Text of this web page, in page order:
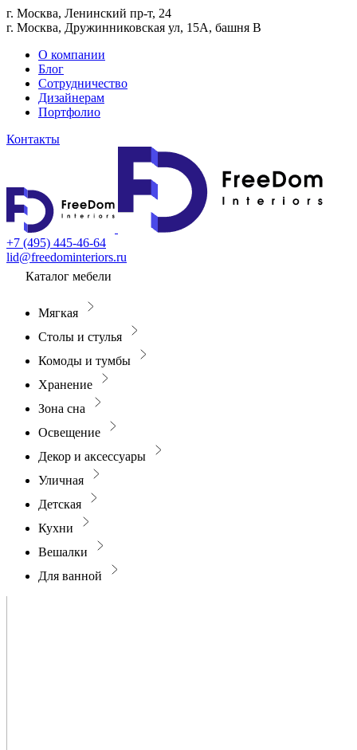
г. Москва, Ленинский пр-т, 24
г. Москва, Дружинниковская ул, 15А, башня В
О компании
Блог
Сотрудничество
Дизайнерам
Портфолио
Контакты
+7 (495) 445-46-64
lid@freedominteriors.ru
Каталог мебели
Мягкая
Столы и стулья
Комоды и тумбы
Хранение
Зона сна
Освещение
Декор и аксессуары
Уличная
Детская
Кухни
Вешалки
Для ванной